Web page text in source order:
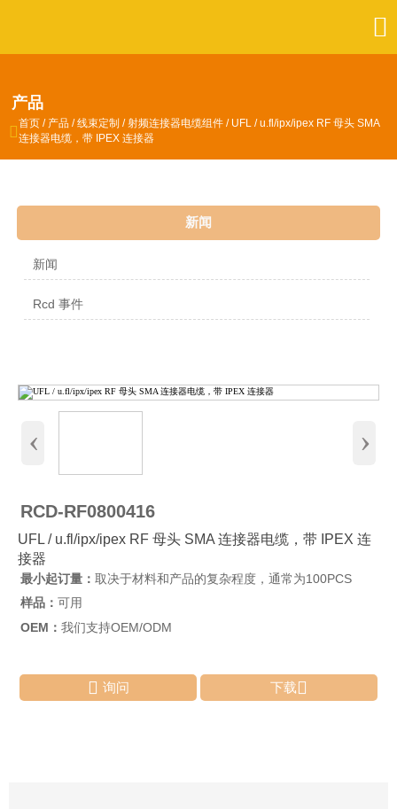

产品
 首页 / 产品 /线束定制 /射频连接器电缆组件 / UFL / u.fl/ipx/ipex RF 母头 SMA
连接器电缆，带 IPEX 连接器
新闻
新闻
Rcd 事件
‹ ›
RCD-RF0800416
UFL / u.fl/ipx/ipex RF 母头 SMA 连接器电缆，带 IPEX 连
接器
最小起订量： 取决于材料和产品的复杂程度，通常为100PCS
样品： 可用
OEM： 我们支持OEM/ODM
 询问 下载